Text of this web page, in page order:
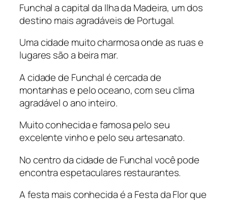
Funchal a capital da Ilha da Madeira, um dos
destino mais agradáveis de Portugal.
Uma cidade muito charmosa onde as ruas e
lugares são a beira mar.
A cidade de Funchal é cercada de
montanhas e pelo oceano, com seu clima
agradável o ano inteiro.
Muito conhecida e famosa pelo seu
excelente vinho e pelo seu artesanato.
No centro da cidade de Funchal você pode
encontra espetaculares restaurantes.
A festa mais conhecida é a Festa da Flor que